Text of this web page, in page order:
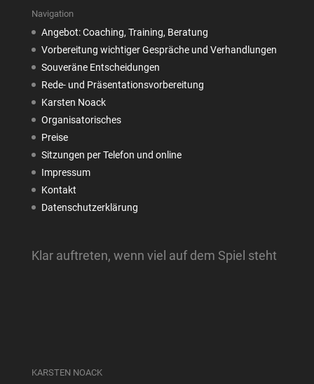
Navigation
Angebot: Coaching, Training, Beratung
Vorbereitung wichtiger Gespräche und Verhandlungen
Souveräne Entscheidungen
Rede- und Präsentationsvorbereitung
Karsten Noack
Organisatorisches
Preise
Sitzungen per Telefon und online
Impressum
Kontakt
Datenschutzerklärung
Klar auftreten, wenn viel auf dem Spiel steht
KARSTEN NOACK